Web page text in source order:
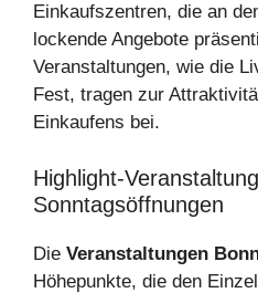
Einkaufszentren, die an
lockende Angebote
Veranstaltungen, wie die
Fest, tragen zur
Einkaufens bei.
Highlight-
Sonntagsöffnungen
Die Veranstaltungen
Höhepunkte, die den